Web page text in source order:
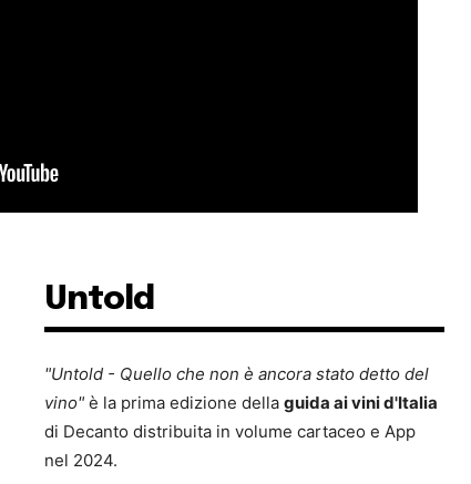
Untold
"Untold - Quello che non è ancora stato detto del
vino" è la prima edizione dellaguida ai vini d'Italia
di Decanto distribuita in volume cartaceo e App
nel 2024.